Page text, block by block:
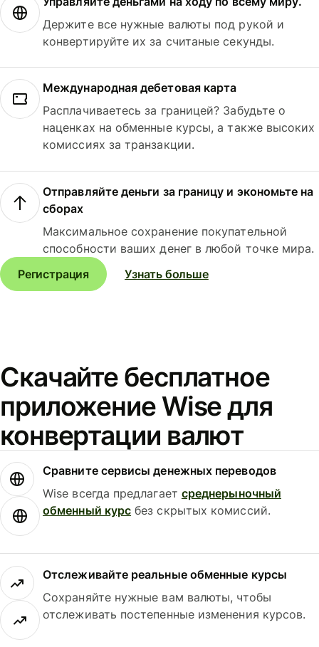
Держите все нужные валюты под рукой и
конвертируйте их за считаные секунды.
Международная дебетовая карта
Расплачиваетесь за границей? Забудьте о
наценках на обменные курсы, а также высоких
комиссиях за транзакции.
Отправляйте деньги за границу и экономьте на
сборах
Максимальное сохранение покупательной
способности ваших денег в любой точке мира.
Регистрация
Узнать больше
Скачайте бесплатное
приложение Wise для
конвертации валют
Сравните сервисы денежных переводов
Wise всегда предлагает среднерыночный
обменный курс без скрытых комиссий.
Отслеживайте реальные обменные курсы
Сохраняйте нужные вам валюты, чтобы
отслеживать постепенные изменения курсов.